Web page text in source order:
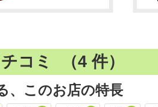
コミ （4 件）
、このお店の特長